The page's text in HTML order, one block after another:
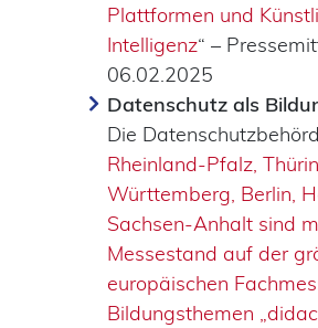
Plattformen und
Intelligenz“ –
06.02.2025
Datenschutz als
Die
Rheinland-Pfalz,
Württemberg, Berlin,
Sachsen-Anhalt sind
Messestand auf der
europäischen
Bildungsthemen